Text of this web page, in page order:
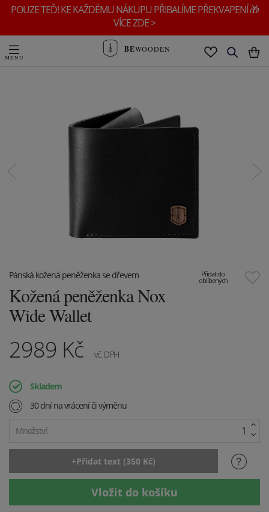
POUZE TEĎ! KE KAŽDÉMU NÁKUPU PŘIBALÍME PŘEKVAPENÍ 🎁
VÍCE ZDE >
BEWOODEN
Přidat do
oblíbených
Pánská kožená peněženka se dřevem
Kožená peněženka Nox
Wide Wallet
2989 Kč vč. DPH
Skladem
30 dní na vrácení či výměnu
Množství: